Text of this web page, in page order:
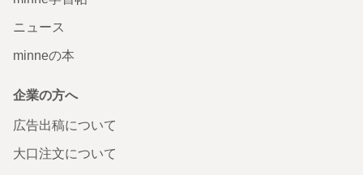
ニュース
minneの本
企業の方へ
広告出稿について
大口注文について